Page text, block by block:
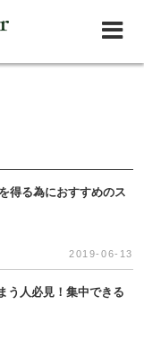
得る為におすすめのス
2019-06-13
う人必見！集中できる